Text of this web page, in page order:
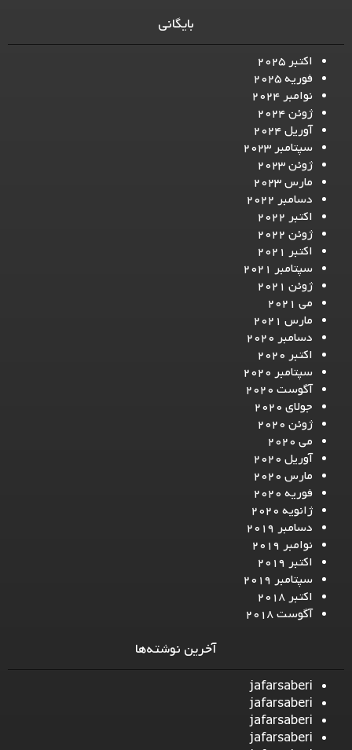
بایگانی
اکتبر 2025
فوریه 2025
نوامبر 2024
ژوئن 2024
آوریل 2024
سپتامبر 2023
ژوئن 2023
مارس 2023
دسامبر 2022
اکتبر 2022
ژوئن 2022
اکتبر 2021
سپتامبر 2021
ژوئن 2021
می 2021
مارس 2021
دسامبر 2020
اکتبر 2020
سپتامبر 2020
آگوست 2020
جولای 2020
ژوئن 2020
می 2020
آوریل 2020
مارس 2020
فوریه 2020
ژانویه 2020
دسامبر 2019
نوامبر 2019
اکتبر 2019
سپتامبر 2019
اکتبر 2018
آگوست 2018
آخرین نوشته‌ها
jafarsaberi
jafarsaberi
jafarsaberi
jafarsaberi